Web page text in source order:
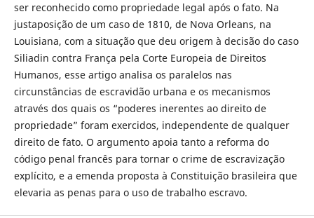
ser reconhecido como propriedade legal após o fato. Na
justaposição de um caso de 1810, de Nova Orleans, na
Louisiana, com a situação que deu origem à decisão do caso
Siliadin contra França pela Corte Europeia de Direitos
Humanos, esse artigo analisa os paralelos nas
circunstâncias de escravidão urbana e os mecanismos
através dos quais os “poderes inerentes ao direito de
propriedade” foram exercidos, independente de qualquer
direito de fato. O argumento apoia tanto a reforma do
código penal francês para tornar o crime de escravização
explícito, e a emenda proposta à Constituição brasileira que
elevaria as penas para o uso de trabalho escravo.